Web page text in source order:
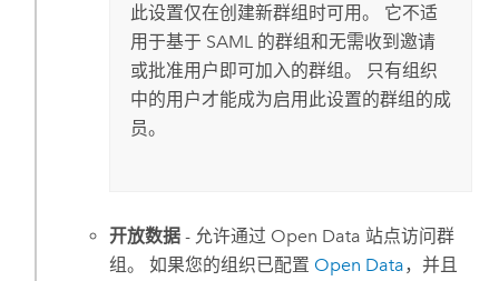
此设置仅在创建新群组时可用。 它不适
用于基于 SAML 的群组和无需收到邀请
或批准用户即可加入的群组。 只有组织
中的用户才能成为启用此设置的群组的成
员。
开放数据 - 允许通过 Open Data 站点访问群
组。 如果您的组织已配置 Open Data，并且